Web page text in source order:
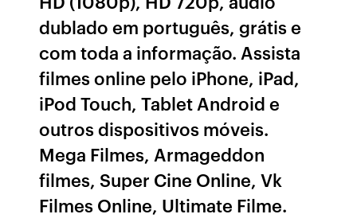
dublado em português, grátis e
com toda a informação. Assista
filmes online pelo iPhone, iPad,
iPod Touch, Tablet Android e
outros dispositivos móveis.
Mega Filmes, Armageddon
filmes, Super Cine Online, Vk
Filmes Online, Ultimate Filme.